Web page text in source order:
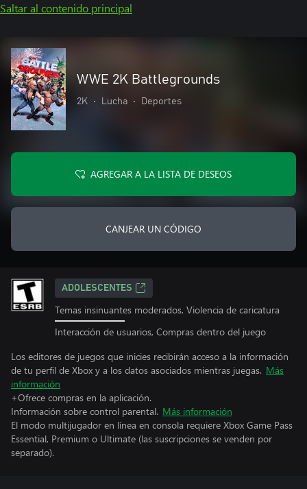
Saltar al contenido principal
WWE 2K Battlegrounds
2K • Lucha • Deportes
AGREGAR A LA LISTA DE DESEOS
CANJEAR UN CÓDIGO
ADOLESCENTES
Temas insinuantes moderados, Violencia de caricatura
Interacción de usuarios, Compras dentro del juego
Los editores de juegos que inicies recibirán acceso a la información
de tu perfil de Xbox y a los datos asociados mientras juegas. Más
información
+Ofrece compras en la aplicación.
Información sobre control parental. Más información
El modo multijugador en línea en consola requiere Xbox Game Pass
Essential, Premium o Ultimate (las suscripciones se venden por
separado).